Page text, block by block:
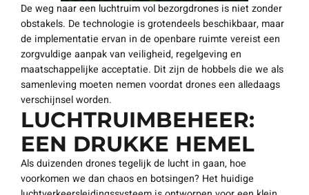
De weg naar een luchtruim vol bezorgdrones is niet zonder
obstakels. De technologie is grotendeels beschikbaar, maar
de implementatie ervan in de openbare ruimte vereist een
zorgvuldige aanpak van veiligheid, regelgeving en
maatschappelijke acceptatie. Dit zijn de hobbels die we als
samenleving moeten nemen voordat drones een alledaags
verschijnsel worden.
LUCHTRUIMBEHEER:
EEN DRUKKE HEMEL
Als duizenden drones tegelijk de lucht in gaan, hoe
voorkomen we dan chaos en botsingen? Het huidige